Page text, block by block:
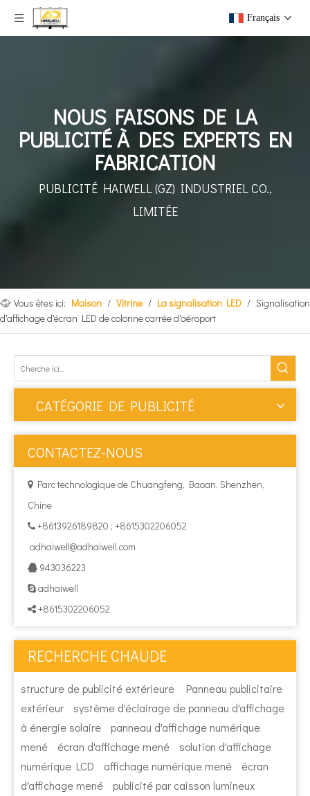
Français
NOUS FAISONS DE LA
PUBLICITÉ À DES EXPERTS EN
FABRICATION
PUBLICITÉ HAIWELL (GZ) INDUSTRIEL CO.,
LIMITÉE
Vous êtes ici: Maison / Vitrine / La signalisation LED / Signalisation
d'affichage d'écran LED de colonne carrée d'aéroport
CATÉGORIE DE PUBLICITÉ
CONTACTEZ-NOUS
 Parc technologique de Chuangfeng, Baoan, Shenzhen,
Chine
 +8613926189820 ; +8615302206052
adhaiwell@adhaiwell.com
 943036223
 adhaiwell
 +8615302206052
RECHERCHE CHAUDE
structure de publicité extérieure
Panneau publicitaire
extérieur
système d'éclairage de panneau d'affichage
à énergie solaire
panneau d'affichage numérique
mené
écran d'affichage mené
solution d'affichage
numérique LCD
affichage numérique mené
écran
d'affichage mené
publicité par caisson lumineux